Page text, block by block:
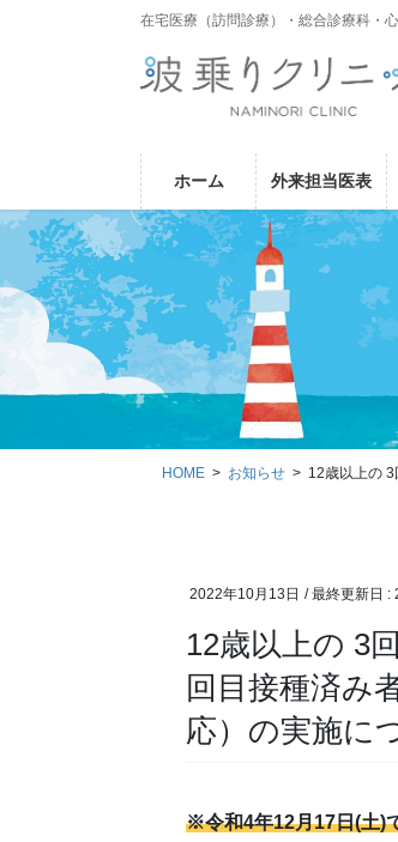
動
に
在宅医療（訪問診療）・総合診療科・
ホーム 外来担当医表
HOME お知らせ 12歳以上の
2022年10月13日 / 最終更新日 :
12歳以上の 3
回目接種済み
応）の実施に
※令和4年12月17日(土)